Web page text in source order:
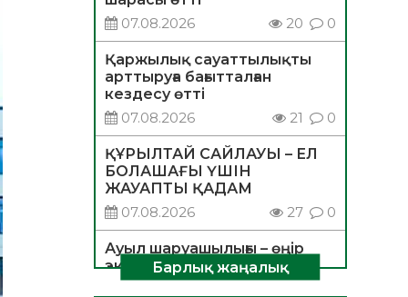
07.08.2026
20 0
Қаржылық сауаттылықты
арттыруға бағытталған
кездесу өтті
07.08.2026
21 0
ҚҰРЫЛТАЙ САЙЛАУЫ – ЕЛ
БОЛАШАҒЫ ҮШІН
ЖАУАПТЫ ҚАДАМ
07.08.2026
27 0
Ауыл шаруашылығы – өңір
экономикасының негізгі
тірегі
Барлық жаңалық